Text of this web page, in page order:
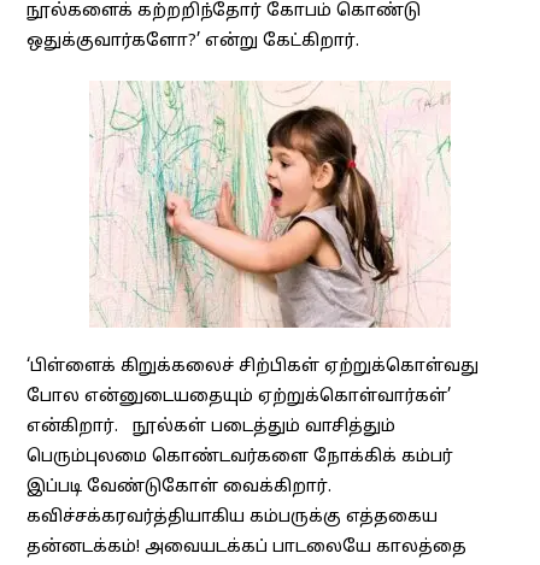
நூல்களைக் கற்றறிந்தோர் கோபம் கொண்டு
ஒதுக்குவார்களோ?’ என்று கேட்கிறார்.
‘பிள்ளைக் கிறுக்கலைச் சிற்பிகள் ஏற்றுக்கொள்வது
போல என்னுடையதையும் ஏற்றுக்கொள்வார்கள்’
என்கிறார். நூல்கள் படைத்தும் வாசித்தும்
பெரும்புலமை கொண்டவர்களை நோக்கிக் கம்பர்
இப்படி வேண்டுகோள் வைக்கிறார்.
கவிச்சக்கரவர்த்தியாகிய கம்பருக்கு எத்தகைய
தன்னடக்கம்! அவையடக்கப் பாடலையே காலத்தை